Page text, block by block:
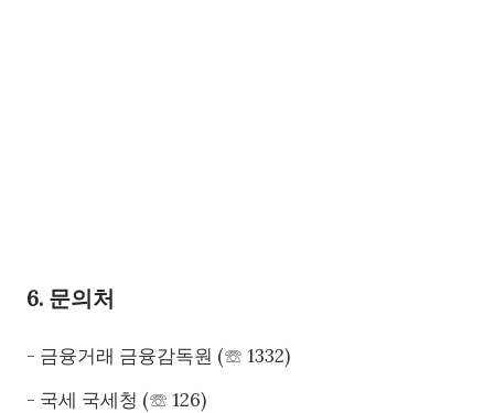
6. 문의처
- 금융거래 금융감독원 (☏ 1332)
- 국세 국세청 (☏ 126)